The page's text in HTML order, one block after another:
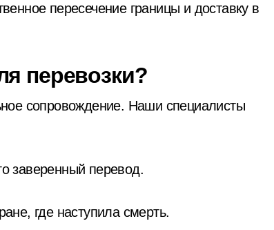
пересечение границы и доставку в
перевозки?
сопровождение. Наши специалисты
заверенный перевод.
где наступила смерть.